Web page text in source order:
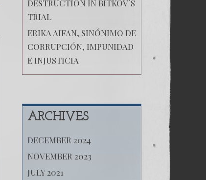
DESTRUCTION IN BITKOV´S
TRIAL
ERIKA AIFAN, SINÓNIMO DE
CORRUPCIÓN, IMPUNIDAD
E INJUSTICIA
ARCHIVES
DECEMBER 2024
NOVEMBER 2023
JULY 2021